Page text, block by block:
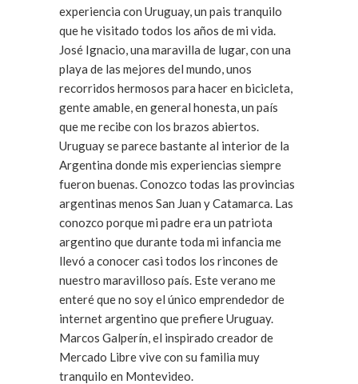
experiencia con Uruguay, un pais tranquilo
que he visitado todos los años de mi vida.
José Ignacio, una maravilla de lugar, con una
playa de las mejores del mundo, unos
recorridos hermosos para hacer en bicicleta,
gente amable, en general honesta, un país
que me recibe con los brazos abiertos.
Uruguay se parece bastante al interior de la
Argentina donde mis experiencias siempre
fueron buenas. Conozco todas las provincias
argentinas menos San Juan y Catamarca. Las
conozco porque mi padre era un patriota
argentino que durante toda mi infancia me
llevó a conocer casi todos los rincones de
nuestro maravilloso país. Este verano me
enteré que no soy el único emprendedor de
internet argentino que prefiere Uruguay.
Marcos Galperín, el inspirado creador de
Mercado Libre vive con su familia muy
tranquilo en Montevideo.